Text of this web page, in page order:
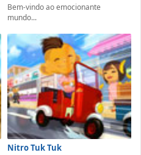
Bem-vindo ao emocionante
mundo...
Nitro Tuk Tuk